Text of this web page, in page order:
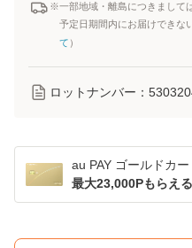
※一部地域・離島につきまして
予定日期間内にお届けできな
て ）
ロットナンバー：
au PAY ゴールドカ
最大23,000Pもらえ